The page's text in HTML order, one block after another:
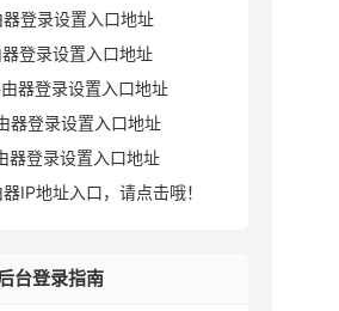
登录设置入口地址
登录设置入口地址
器登录设置入口地址
器登录设置入口地址
器登录设置入口地址
IP地址入口，请点击哦！
台登录指南